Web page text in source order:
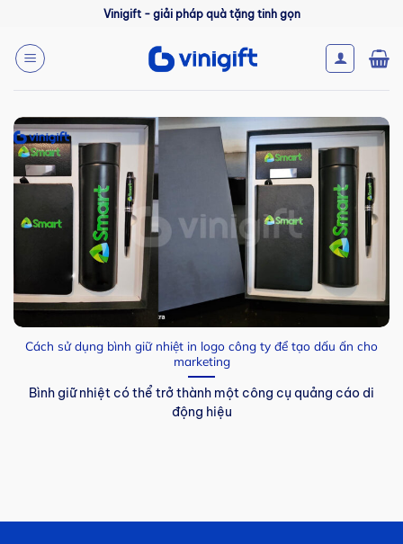
nội
dung
Vinigift - giải pháp quà tặng tinh gọn
Cách sử dụng bình giữ nhiệt in logo công ty để tạo dấu ấn cho
marketing
Bình giữ nhiệt có thể trở thành một công cụ quảng cáo di
động hiệu